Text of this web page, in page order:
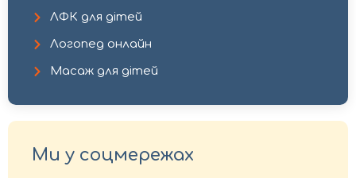
ЛФК для дітей
Логопед онлайн
Масаж для дітей
Ми у соцмережах